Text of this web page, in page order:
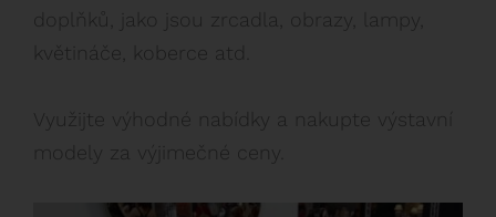
doplňků, jako jsou zrcadla, obrazy, lampy,
květináče, koberce atd.
Využijte výhodné nabídky a nakupte výstavní
modely za výjimečné ceny.